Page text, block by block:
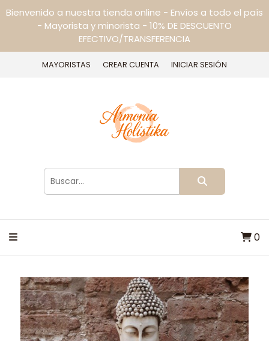
Bienvenido a nuestra tienda online - Envíos a todo el país
- Mayorista y minorista - 10% DE DESCUENTO
EFECTIVO/TRANSFERENCIA
MAYORISTAS CREAR CUENTA INICIAR SESIÓN
0